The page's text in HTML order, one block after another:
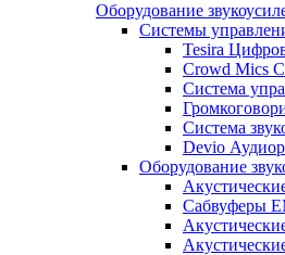
Оборудование
Системы
Tesira
Crowd Mics
Система
Система
Devio
Оборудование
Сабвуферы